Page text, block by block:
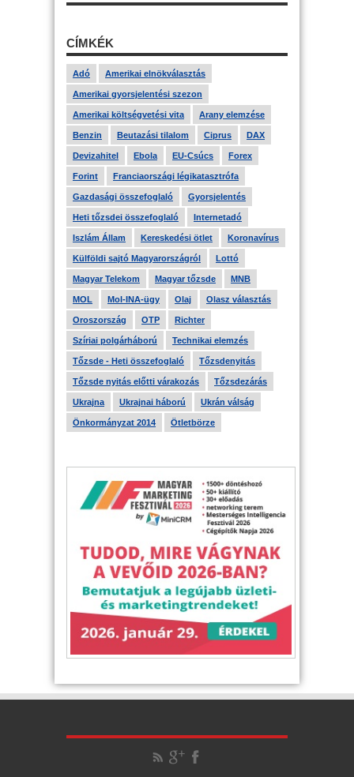
CÍMKÉK
Adó Amerikai elnökválasztás
Amerikai gyorsjelentési szezon
Amerikai költségvetési vita Arany elemzése
Benzin Beutazási tilalom Ciprus DAX
Devizahitel Ebola EU-Csúcs Forex
Forint Franciaországi légikatasztrófa
Gazdasági összefoglaló Gyorsjelentés
Heti tőzsdei összefoglaló Internetadó
Iszlám Állam Kereskedési ötlet Koronavírus
Külföldi sajtó Magyarországról Lottó
Magyar Telekom Magyar tőzsde MNB
MOL Mol-INA-ügy Olaj Olasz választás
Oroszország OTP Richter
Szíriai polgárháború Technikai elemzés
Tőzsde - Heti összefoglaló Tőzsdenyitás
Tőzsde nyitás előtti várakozás Tőzsdezárás
Ukrajna Ukrajnai háború Ukrán válság
Önkormányzat 2014 Ötletbörze